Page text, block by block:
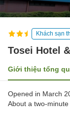
Khách sạn
Tosei Hotel
Giới thiệu tổng
Opened in March
About a two-